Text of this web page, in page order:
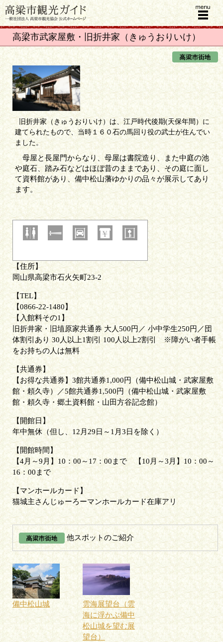
menu
高梁市武家屋敷・旧折井家（きゅうおりいけ）
旧折井家（きゅうおりいけ）は、江戸時代後期(天保年間）に
建てられたもので、当時１６０石の馬回り役の武士が住んでい
ました。
母屋と長屋門からなり、母屋は書院造り、また中庭の池
や庭石、踏み石などはほぼ昔のままであり、その庭に面し
て資料館があり、備中松山藩ゆかりの品々が展示してあり
ます。
住所
岡山県高梁市石火矢町23-2
TEL
0866-22-1480
入館料その1
旧折井家・旧埴原家共通券 大人500円／ 小中学生250円／団
体割引あり 30人以上1割引 100人以上2割引 ※障がい者手帳
をお持ちの人は無料
共通券
【お得な共通券】3館共通券1,000円（備中松山城・武家屋敷
館・頼久寺）／5館共通券1,500円（備中松山城・武家屋敷
館・頼久寺・郷土資料館・山田方谷記念館）
開館日
年中無休（但し、12月29日～1月3日を除く）
開館時間
【4月～9月】10：00～17：00まで 【10月～3月】10：00～
16：00まで
マンホールカード
猫城主さんじゅーろーマンホールカード在庫アリ
他スポットのご紹介
備中松山城
雲海展望台（雲
海に浮かぶ備中
松山城を望む展
望台）